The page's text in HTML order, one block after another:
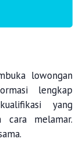
lowongan
lengkap
yang
cara melamar.